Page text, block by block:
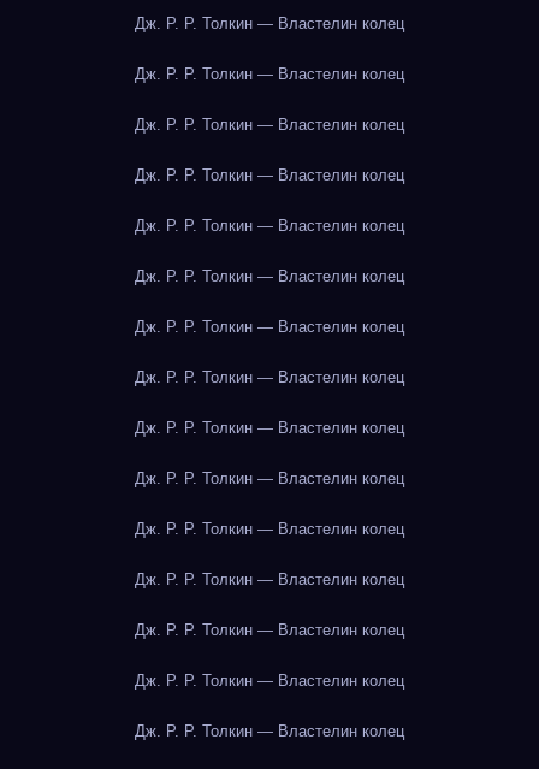
Дж. Р. Р. Толкин — Властелин колец
Дж. Р. Р. Толкин — Властелин колец
Дж. Р. Р. Толкин — Властелин колец
Дж. Р. Р. Толкин — Властелин колец
Дж. Р. Р. Толкин — Властелин колец
Дж. Р. Р. Толкин — Властелин колец
Дж. Р. Р. Толкин — Властелин колец
Дж. Р. Р. Толкин — Властелин колец
Дж. Р. Р. Толкин — Властелин колец
Дж. Р. Р. Толкин — Властелин колец
Дж. Р. Р. Толкин — Властелин колец
Дж. Р. Р. Толкин — Властелин колец
Дж. Р. Р. Толкин — Властелин колец
Дж. Р. Р. Толкин — Властелин колец
Дж. Р. Р. Толкин — Властелин колец